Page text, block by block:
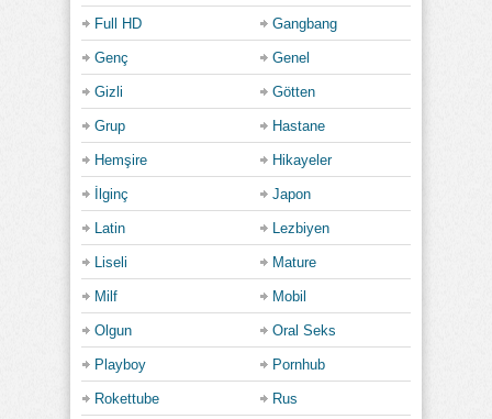
Full HD Gangbang
Genç Genel
Gizli Götten
Grup Hastane
Hemşire Hikayeler
İlginç Japon
Latin Lezbiyen
Liseli Mature
Milf Mobil
Olgun Oral Seks
Playboy Pornhub
Rokettube Rus